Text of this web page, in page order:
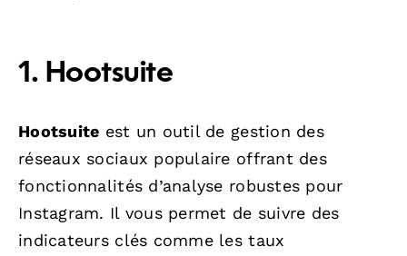
1. Hootsuite
Hootsuite est un outil de gestion des
réseaux sociaux populaire offrant des
fonctionnalités d’analyse robustes pour
Instagram. Il vous permet de suivre des
indicateurs clés comme les taux